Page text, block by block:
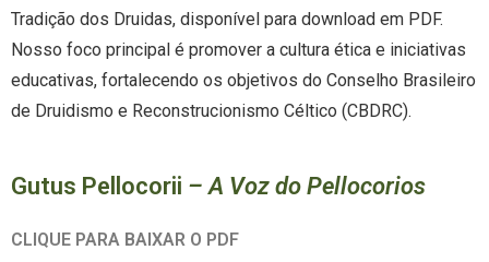
Tradição dos Druidas, disponível para download em PDF.
Nosso foco principal é promover a cultura ética e iniciativas
educativas, fortalecendo os objetivos do Conselho Brasileiro
de Druidismo e Reconstrucionismo Céltico (CBDRC).
Gutus Pellocorii – A Voz do Pellocorios
CLIQUE PARA BAIXAR O PDF